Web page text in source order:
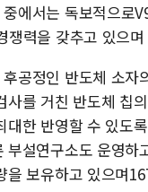
에서는 독보적으로
쟁력을 갖추고 있으
공정인 반도체 소
사를 거친 반도체 칩
대한 반영할 수 있도
부설연구소도 운영
을 보유하고 있으며